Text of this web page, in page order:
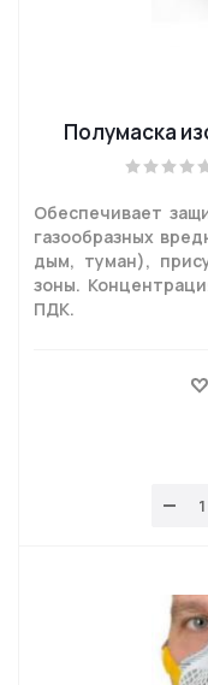
Полумаска
Обеспечивает
газообразных
дым, туман),
зоны.
ПДК.